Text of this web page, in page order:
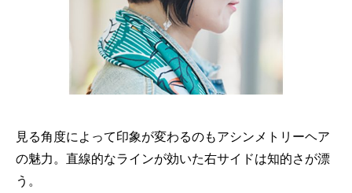
見る角度によって印象が変わるのもアシンメトリーヘア
の魅力。直線的なラインが効いた右サイドは知的さが漂
う。